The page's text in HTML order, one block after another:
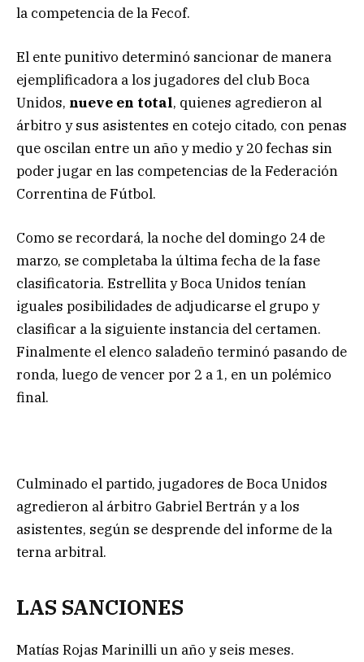
la competencia de la Fecof.
El ente punitivo determinó sancionar de manera
ejemplificadora a los jugadores del club Boca
Unidos, nueve en total, quienes agredieron al
árbitro y sus asistentes en cotejo citado, con penas
que oscilan entre un año y medio y 20 fechas sin
poder jugar en las competencias de la Federación
Correntina de Fútbol.
Como se recordará, la noche del domingo 24 de
marzo, se completaba la última fecha de la fase
clasificatoria. Estrellita y Boca Unidos tenían
iguales posibilidades de adjudicarse el grupo y
clasificar a la siguiente instancia del certamen.
Finalmente el elenco saladeño terminó pasando de
ronda, luego de vencer por 2 a 1, en un polémico
final.
Culminado el partido, jugadores de Boca Unidos
agredieron al árbitro Gabriel Bertrán y a los
asistentes, según se desprende del informe de la
terna arbitral.
LAS SANCIONES
Matías Rojas Marinilli un año y seis meses.